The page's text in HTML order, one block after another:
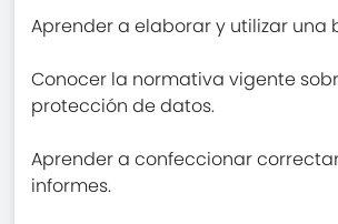
Aprender a elaborar y utilizar una
Conocer la normativa vigente
protección de datos.
Aprender a confeccionar
informes.